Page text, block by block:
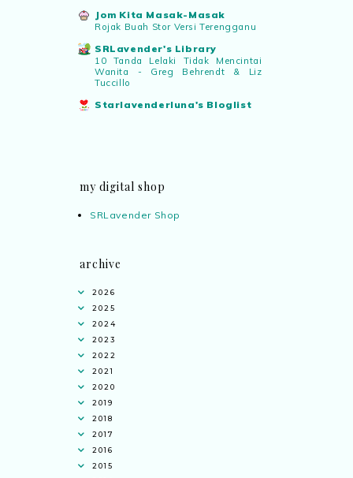
Jom Kita Masak-Masak
Rojak Buah Stor Versi Terengganu
SRLavender's Library
10 Tanda Lelaki Tidak Mencintai
Wanita - Greg Behrendt & Liz
Tuccillo
Starlavenderluna's Bloglist
my digital shop
SRLavender Shop
archive
2026
2025
2024
2023
2022
2021
2020
2019
2018
2017
2016
2015
Ana Jingga
tiktok mencipta sajak
bertiktok untuk content deklamasi sajak
pula.. all the best baut semua peserta.
”
Syaz Rahim
realiti mencipta permainan
jimat kertas, memang memudahkan